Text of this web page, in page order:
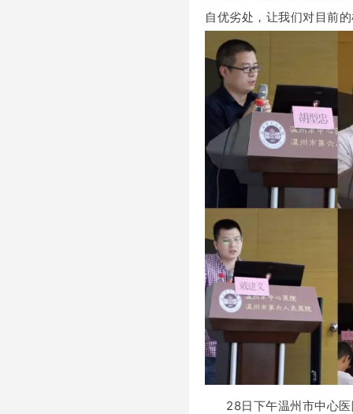
自优劣处，让我们对目前
28日下午温州市中心